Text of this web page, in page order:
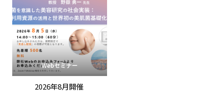
ロンジェビティ市場の最新
動向と「機能性表示食品」
の評価戦略
――拡大する抗老化ニーズに応
える臨床試験設計と作用機
序の組み立て方」
Webセミナー
2026年8月開催